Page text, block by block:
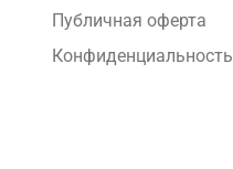
Публичная оферта
Конфиденциальность